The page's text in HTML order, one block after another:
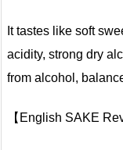
It tastes like soft
acidity, strong dry
from alcohol,
【English SAKE